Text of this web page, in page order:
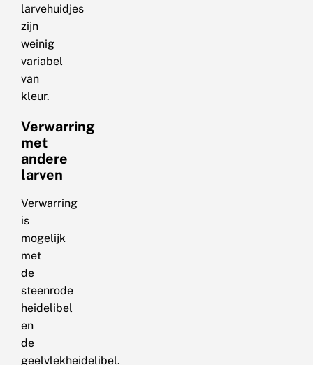
larvehuidjes
zijn
weinig
variabel
van
kleur.
Verwarring
met
andere
larven
Verwarring
is
mogelijk
met
de
steenrode
heidelibel
en
de
geelvlekheidelibel.